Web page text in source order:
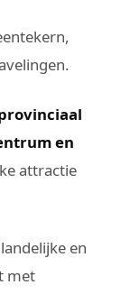
en
attractie
en
met